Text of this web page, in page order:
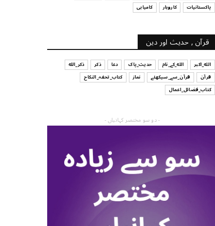
پاکستانیات
کاروبار کامیابی
قرآن , حدیث اور دین
الله_اکبر الله_کے_نام حدیث_پاک دعا ذکر
ذکر_الله
قرآن
قرآن_سے_سیکھئے نماز
کتاب_تحفہ_النکاح
کتاب_فضائل_اعمال
- دو سو مختصر کہانیاں -